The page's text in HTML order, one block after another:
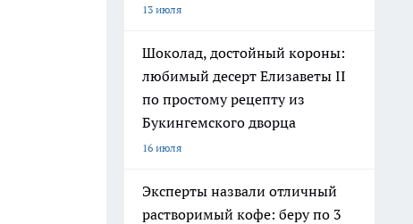
13 июля
Шоколад, достойный короны:
любимый десерт Елизаветы II
по простому рецепту из
Букингемского дворца
16 июля
Эксперты назвали отличный
растворимый кофе: беру по 3